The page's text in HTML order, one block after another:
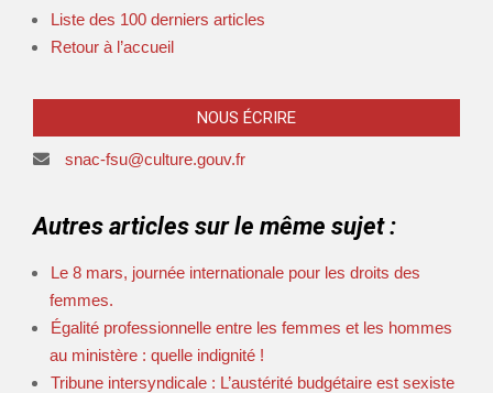
Liste des 100 derniers articles
Retour à l’accueil
NOUS ÉCRIRE
snac-fsu@culture.gouv.fr
Autres articles sur le même sujet :
Le 8 mars, journée internationale pour les droits des
femmes.
Égalité professionnelle entre les femmes et les hommes
au ministère : quelle indignité !
Tribune intersyndicale : L’austérité budgétaire est sexiste